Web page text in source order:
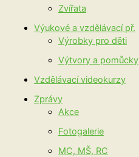
Zvířata
Výukové a vzdělávací př.
Výrobky pro děti
Výtvory a pomůcky
Vzdělávací videokurzy
Zprávy
Akce
Fotogalerie
MC, MŠ, RC